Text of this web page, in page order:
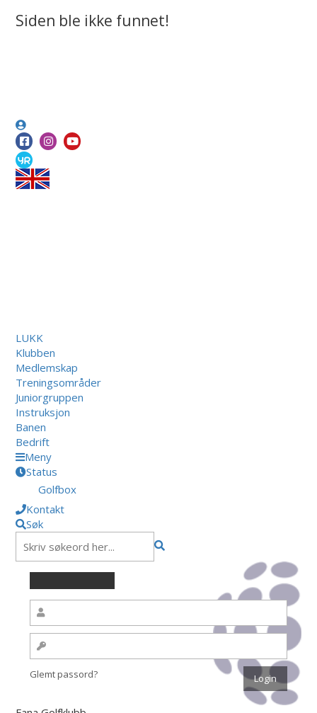
Siden ble ikke funnet!
LUKK
Klubben
Medlemskap
Treningsområder
Juniorgruppen
Instruksjon
Banen
Bedrift
Meny
Status
Golfbox
Kontakt
Søk
Glemt passord?